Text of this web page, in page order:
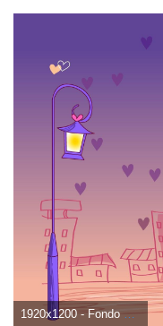
1920x1200 - Fondo de pantalla de 1920x1200. Fondo de pantalla de enamorados.